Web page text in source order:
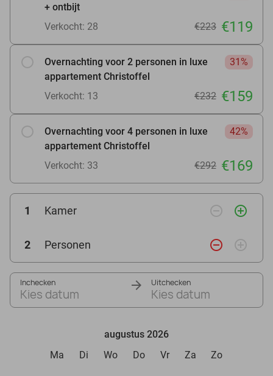
+ ontbijt
Verkocht: 28 €223 €119
Overnachting voor 2 personen in luxe
appartement Christoffel
31%
Verkocht: 13 €232 €159
Overnachting voor 4 personen in luxe
appartement Christoffel
42%
Verkocht: 33 €292 €169
1 Kamer remove_circle_outline add_circle_outline
2 Personen remove_circle_outline add_circle_outline
Inchecken
Kies datum
Uitchecken
Kies datum
augustus 2026
Ma
Di Wo Do Vr Za Zo